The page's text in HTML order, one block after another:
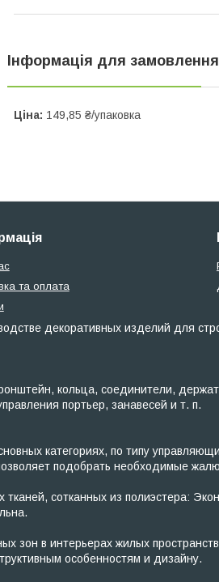
Інформація для замовлення
Ціна: 149,85 ₴/упаковка
та оплата
декоративных изделий для
кольца, соединители,
портьер, занавесей и т. п.
категориях, по типу
подобрать необходимые
сотканных из полиэстера:
в интерьерах жилых
особенностям и дизайну.